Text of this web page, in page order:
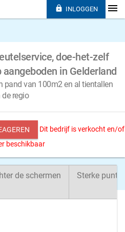
doe-het-zelf
in Gelderland
pand van 100m2 en al tientallen
de regio
Dit bedrijf is verkocht en/of
beschikbaar
de schermen Sterke
 INLOGGEN